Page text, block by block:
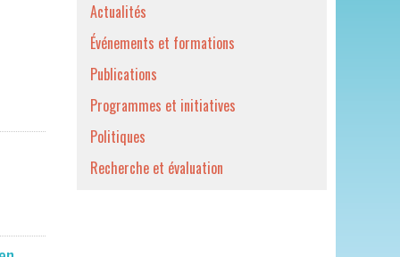
Actualités
Événements et formations
Publications
Programmes et initiatives
Politiques
Recherche et évaluation